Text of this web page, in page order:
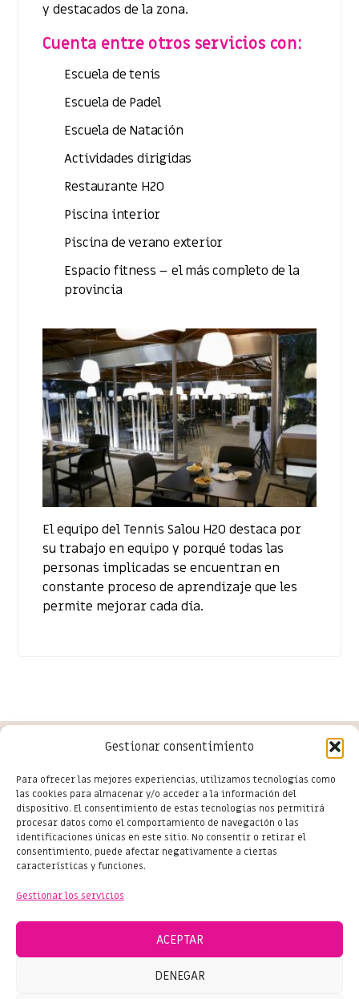
Gestionar consentimiento
Para ofrecer las mejores experiencias, utilizamos tecnologías como
las cookies para almacenar y/o acceder a la información del
dispositivo. El consentimiento de estas tecnologías nos permitirá
procesar datos como el comportamiento de navegación o las
identificaciones únicas en este sitio. No consentir o retirar el
consentimiento, puede afectar negativamente a ciertas
características y funciones.
Gestionar los servicios
ACEPTAR
DENEGAR
y destacados de la zona.
Cuenta entre otros servicios con:
Escuela de tenis
Escuela de Padel
Escuela de Natación
Actividades dirigidas
Restaurante H2O
Piscina interior
Piscina de verano exterior
Espacio fitness – el más completo de la
provincia
El equipo del Tennis Salou H2O destaca por
su trabajo en equipo y porqué todas las
personas implicadas se encuentran en
constante proceso de aprendizaje que les
permite mejorar cada día.
Conoce las últimas novedades
del comercio en Salou